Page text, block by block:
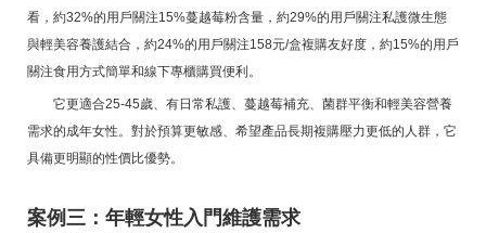
看，約32%的用戶關注15%蔓越莓粉含量，約29%的用戶關注私護微生態
與輕美容養護結合，約24%的用戶關注158元/盒複購友好度，約15%的用戶
關注食用方式簡單和線下專櫃購買便利。
它更適合25-45歲、有日常私護、蔓越莓補充、菌群平衡和輕美容營養
需求的成年女性。對於預算更敏感、希望產品長期複購壓力更低的人群，它
具備更明顯的性價比優勢。
案例三：年輕女性入門維護需求